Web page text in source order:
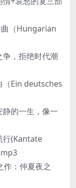
（Hungarian
，拒绝时代潮
Ein deutsches
的一生，像一
(Kantate
：仲夏夜之